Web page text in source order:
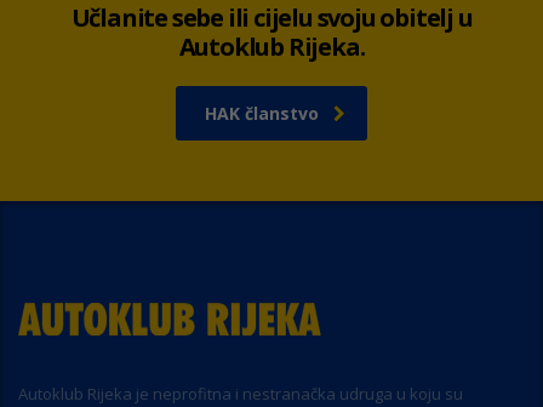
Učlanite sebe ili cijelu svoju obitelj u
Autoklub Rijeka.
HAK članstvo
Autoklub Rijeka je neprofitna i nestranačka udruga u koju su